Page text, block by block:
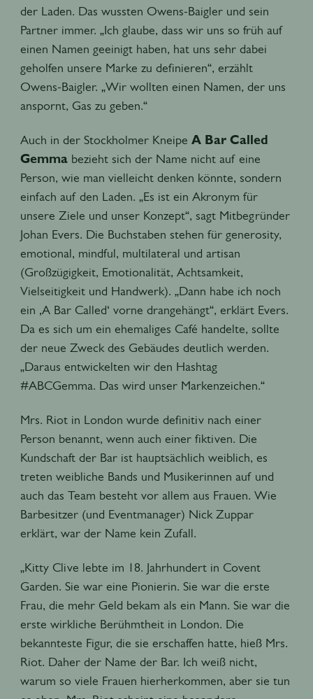
der Laden. Das wussten Owens-Baigler und sein
Partner immer. „Ich glaube, dass wir uns so früh auf
einen Namen geeinigt haben, hat uns sehr dabei
geholfen unsere Marke zu definieren“, erzählt
Owens-Baigler. „Wir wollten einen Namen, der uns
anspornt, Gas zu geben.“
Auch in der Stockholmer Kneipe A Bar Called
Gemmabezieht sich der Name nicht auf eine
Person, wie man vielleicht denken könnte, sondern
einfach auf den Laden. „Es ist ein Akronym für
unsere Ziele und unser Konzept“, sagt Mitbegründer
Johan Evers. Die Buchstaben stehen für generosity,
emotional, mindful, multilateral und artisan
(Großzügigkeit, Emotionalität, Achtsamkeit,
Vielseitigkeit und Handwerk). „Dann habe ich noch
ein ‚A Bar Called‘ vorne drangehängt“, erklärt Evers.
Da es sich um ein ehemaliges Café handelte, sollte
der neue Zweck des Gebäudes deutlich werden.
„Daraus entwickelten wir den Hashtag
#ABCGemma. Das wird unser Markenzeichen.“
Mrs. Riot in London wurde definitiv nach einer
Person benannt, wenn auch einer fiktiven. Die
Kundschaft der Bar ist hauptsächlich weiblich, es
treten weibliche Bands und Musikerinnen auf und
auch das Team besteht vor allem aus Frauen. Wie
Barbesitzer (und Eventmanager) Nick Zuppar
erklärt, war der Name kein Zufall.
„Kitty Clive lebte im 18. Jahrhundert in Covent
Garden. Sie war eine Pionierin. Sie war die erste
Frau, die mehr Geld bekam als ein Mann. Sie war die
erste wirkliche Berühmtheit in London. Die
bekannteste Figur, die sie erschaffen hatte, hieß Mrs.
Riot. Daher der Name der Bar. Ich weiß nicht,
warum so viele Frauen hierherkommen, aber sie tun